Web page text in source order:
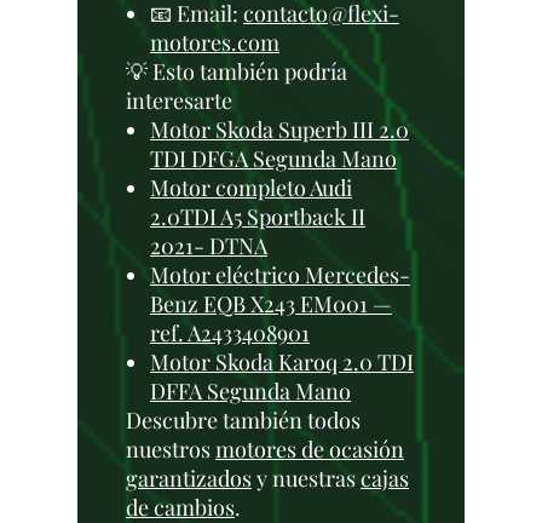
📧 Email: contacto@flexi-
motores.com
💡 Esto también podría
interesarte
Motor Skoda Superb III 2.0
TDI DFGA Segunda Mano
Motor completo Audi
2.0TDI A5 Sportback II
2021- DTNA
Motor eléctrico Mercedes-
Benz EQB X243 EM001 —
ref. A2433408901
Motor Skoda Karoq 2.0 TDI
DFFA Segunda Mano
Descubre también todos
nuestrosmotores de ocasión
garantizadosy nuestrascajas
de cambios.